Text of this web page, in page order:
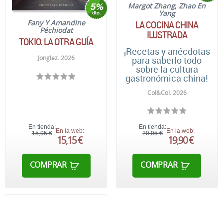
Fany Y Amandine
Péchiodat
TOKIO. LA OTRA GUÍA
Jonglez. 2026
En tienda:
15,95 € En la web:
15,15 €
COMPRAR
Margot Zhang; Zhao En
Yang
LA COCINA CHINA
ILUSTRADA
¡Recetas y anécdotas
para saberlo todo
sobre la cultura
gastronómica china!
Col&Col. 2026
En tienda:
20,95 € En la web:
19,90 €
COMPRAR